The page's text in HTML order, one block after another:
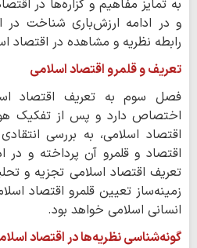
به تمایز مفاهیم و گزاره‌ها در
و در ادامه ارزش‌باری شناخت
رابطه نظریه و مشاهده در
تعریف و قلمرو اقتصاد اسلامی
فصل سوم به تعریف اقتصاد
اختصاص دارد و پس از تفکیک
اقتصاد اسلامی، به بررسی
اقتصاد و قلمرو آن پرداخته و در
تعریف اقتصاد اسلامی تجزیه و
زمینه‌ساز تعیین قلمرو اقتصاد
انسانی اسلامی خواهد بود.
گونه‌شناسی نظریه‌ها در اقتصاد